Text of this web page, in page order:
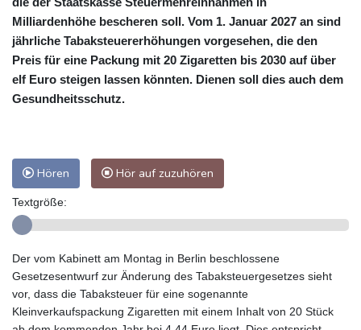
Milliardenhöhe bescheren soll. Vom 1. Januar 2027 an sind
jährliche Tabaksteuererhöhungen vorgesehen, die den
Preis für eine Packung mit 20 Zigaretten bis 2030 auf über
elf Euro steigen lassen könnten. Dienen soll dies auch dem
Gesundheitsschutz.
Hören Hör auf zuzuhören
Textgröße:
Der vom Kabinett am Montag in Berlin beschlossene
Gesetzesentwurf zur Änderung des Tabaksteuergesetzes sieht
vor, dass die Tabaksteuer für eine sogenannte
Kleinverkaufspackung Zigaretten mit einem Inhalt von 20 Stück